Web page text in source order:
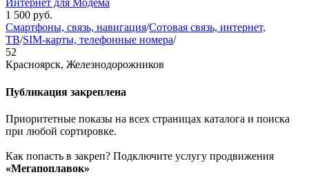
Интернет для Модема
1 500 руб.
Смартфоны, связь, навигация/Сотовая связь, интернет,
ТВ/SIM-карты, телефонные номера/
52
Красноярск, Железнодорожников
Публикация закреплена
Приоритетные показы на всех страницах каталога и поиска
при любой сортировке.
Как попасть в закреп? Подключите услугу продвижения
«Мегапоплавок»